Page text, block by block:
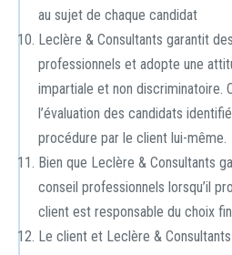
au sujet de chaque candidat
Leclère & Consultants garantit
professionnels et adopte une
impartiale et non discriminatoire.
l’évaluation des candidats
procédure par le client lui-même.
Bien que Leclère & Consultants
conseil professionnels lorsqu’il
client est responsable du choix
Le client et Leclère &